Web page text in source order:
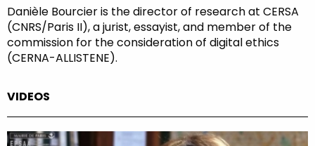
Danièle Bourcier is the director of research at CERSA
(CNRS/Paris II), a jurist, essayist, and member of the
commission for the consideration of digital ethics
(CERNA-ALLISTENE).
VIDEOS